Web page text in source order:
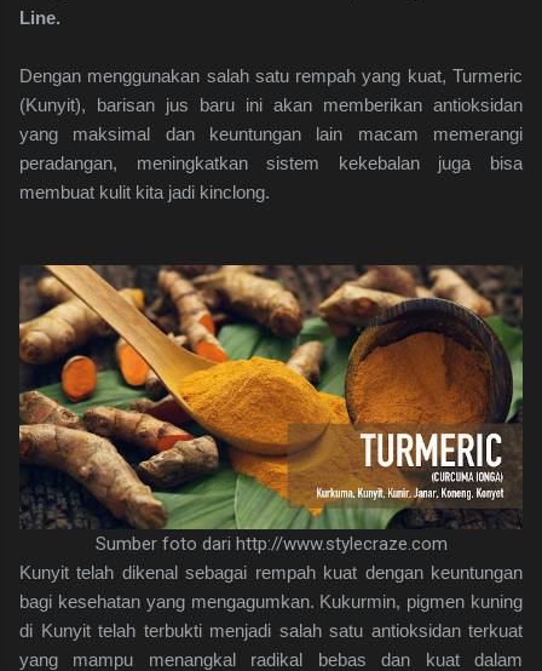
Line.
Dengan menggunakan salah satu rempah yang kuat, Turmeric
(Kunyit), barisan jus baru ini akan memberikan antioksidan
yang maksimal dan keuntungan lain macam memerangi
peradangan, meningkatkan sistem kekebalan juga bisa
membuat kulit kita jadi kinclong.
Sumber foto dari http://www.stylecraze.com
Kunyit telah dikenal sebagai rempah kuat dengan keuntungan
bagi kesehatan yang mengagumkan. Kukurmin, pigmen kuning
di Kunyit telah terbukti menjadi salah satu antioksidan terkuat
yang mampu menangkal radikal bebas dan kuat dalam